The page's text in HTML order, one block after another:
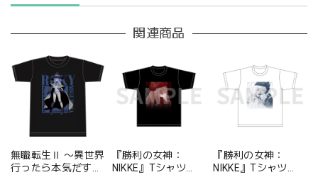
関連商品
無職転生Ⅱ 〜異世界
行ったら本気だす〜
『勝利の女神：
NIKKE』Tシャツ
『勝利の女神：
NIKKE』Tシャツ